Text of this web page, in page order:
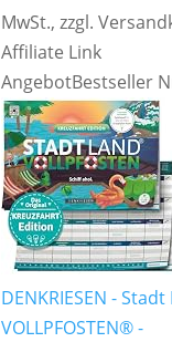
MwSt., zzgl.
Affiliate Link
AngebotBestseller
DENKRIESEN - Stadt
VOLLPFOSTEN® -